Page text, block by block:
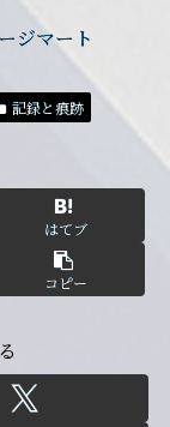
記録と痕跡
はてブ
コピー